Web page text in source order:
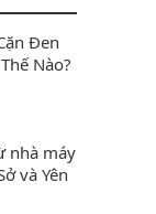
Đen
Nào?
nhà máy
và Yên